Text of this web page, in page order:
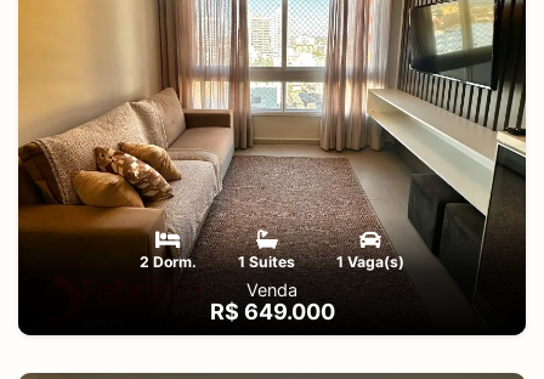
2 Dorm. 1 Suites 1 Vaga(s)
Venda
R$ 649.000